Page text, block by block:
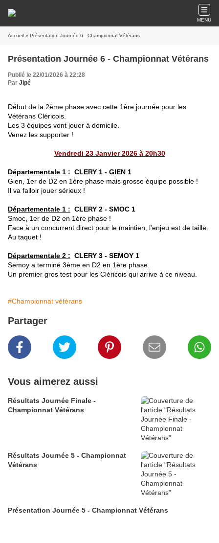
MENU
Accueil » Présentation Journée 6 - Championnat Vétérans
Présentation Journée 6 - Championnat Vétérans
Publié le 22/01/2026 à 22:28
Par Jipé
Début de la 2ème phase avec cette 1ère journée pour les
Vétérans Cléricois.
Les 3 équipes vont jouer à domicile.
Venez les supporter !
Vendredi 23 Janvier 2026 à 20h30
Départementale 1 : CLERY 1 - GIEN 1
Gien, 1er de D2 en 1ère phase mais grosse équipe possible !
Il va falloir jouer sérieux !
Départementale 1 : CLERY 2 - SMOC 1
Smoc, 1er de D2 en 1ère phase !
Face à un concurrent direct pour le maintien, l'enjeu est de taille.
Au taquet !
Départementale 2 : CLERY 3 - SEMOY 1
Semoy a terminé 3ème en D2 en 1ère phase.
Un premier gros test pour les Cléricois qui arrive à ce niveau.
#Championnat vétérans
Partager
Vous aimerez aussi
Résultats Journée Finale -
Championnat Vétérans
Résultats Journée 5 - Championnat
Vétérans
Présentation Journée 5 - Championnat Vétérans